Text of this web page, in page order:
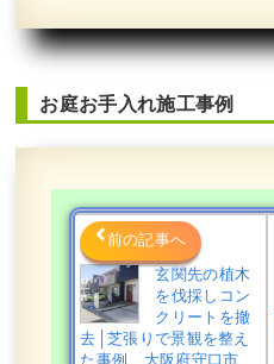
お庭お手入れ施工事例
前の記事へ
玄関先の植木
を伐採しコン
クリートを撤
去│芝張りで景観を整え
た事例 大阪府守口市